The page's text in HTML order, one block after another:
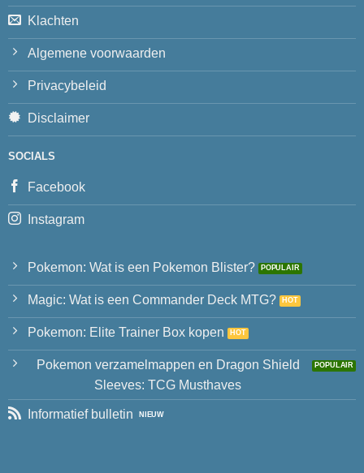
Klachten
Algemene voorwaarden
Privacybeleid
Disclaimer
SOCIALS
Facebook
Instagram
Pokemon: Wat is een Pokemon Blister?
Magic: Wat is een Commander Deck MTG?
Pokemon: Elite Trainer Box kopen
Pokemon verzamelmappen en Dragon Shield
Sleeves: TCG Musthaves
Informatief bulletin